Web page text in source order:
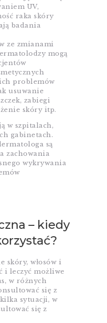
UV,
raka skóry
badania
ze zmianami
mogą
problemów
usuwanie
zabiegi
skóry itp.
w szpitalach,
gabinetach.
są
zachowania
wykrywania
– kiedy
skóry, włosów i
i leczyć możliwe
w różnych
się z
sytuacji, w
się z